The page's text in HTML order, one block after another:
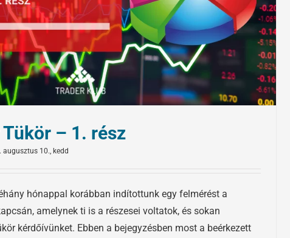
– 1. rész
augusztus 10., kedd
hónappal korábban indítottunk egy felmérést a
amelynek ti is a részesei voltatok, és sokan
kérdőívünket. Ebben a bejegyzésben most a beérkezett